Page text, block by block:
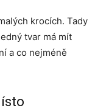
krocích. Tady
tvar má mít
a co nejméně